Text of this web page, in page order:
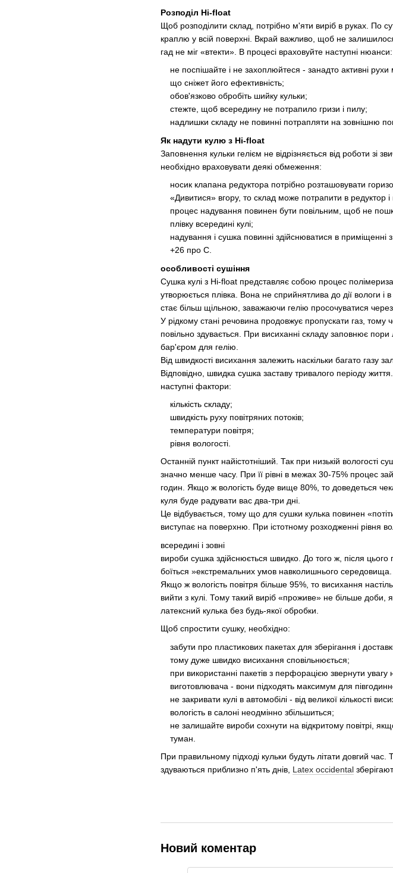
Розподіл Hi-float
Щоб розподілити склад, потрібно м'яти виріб в руках. По
краплю у всій поверхні. Вкрай важливо, щоб не
гад не міг «втекти». В процесі враховуйте наступні нюанси:
не поспішайте і не захоплюйтеся - занадто активні рухи
що сніжет його ефективність;
обов'язково обробіть шийку кульки;
стежте, щоб всередину не потрапило гризи і пилу;
надлишки складу не повинні потрапляти на зовнішню
Як надути кулю з Hi-float
Заповнення кульки гелієм не відрізняється від роботи зі
необхідно враховувати деякі обмеження:
носик клапана редуктора потрібно розташовувати
«Дивитися» вгору, то склад може потрапити в редуктор
процес надування повинен бути повільним, щоб не
плівку всередині кулі;
надування і сушка повинні здійснюватися в приміщенні
+26 про С.
особливості сушіння
Сушка кулі з Hi-float представляє собою процес
утворюється плівка. Вона не сприйнятлива до дії вологи і
стає більш щільною, заважаючи гелію просочуватися через
У рідкому стані речовина продовжує пропускати газ, тому
повільно здувається. При висиханні складу заповнює пори
бар'єром для гелію.
Від швидкості висихання залежить наскільки багато газу
Відповідно, швидка сушка заставу тривалого періоду
наступні фактори:
кількість складу;
швидкість руху повітряних потоків;
температури повітря;
рівня вологості.
Останній пункт найістотніший. Так при низькій вологості
значно менше часу. При її рівні в межах 30-75% процес
годин. Якщо ж вологість буде вище 80%, то доведеться
куля буде радувати вас два-три дні.
Це відбувається, тому що для сушки кулька повинен
виступає на поверхню. При істотному розходженні рівня
всередині і зовні
вироби сушка здійснюється швидко. До того ж, після цього
боїться »екстремальних умов навколишнього середовища.
Якщо ж вологість повітря більше 95%, то висихання
вийти з кулі. Тому такий виріб «проживе» не більше доби,
латексний кулька без будь-якої обробки.
Щоб спростити сушку, необхідно:
забути про пластикових пакетах для зберігання і
тому дуже швидко висихання сповільнюється;
при використанні пакетів з перфорацією звернути увагу
виготовлювача - вони підходять максимум для
не закривати кулі в автомобілі - від великої кількості
вологість в салоні неодмінно збільшиться;
не залишайте вироби сохнути на відкритому повітрі,
туман.
При правильному підході кульки будуть літати довгий час.
здуваються приблизно п'ять днів, Latex occidental
Новий коментар